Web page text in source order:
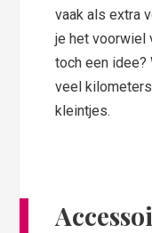
vaak als extra
je het voorwiel
toch een idee?
veel
kleintjes.